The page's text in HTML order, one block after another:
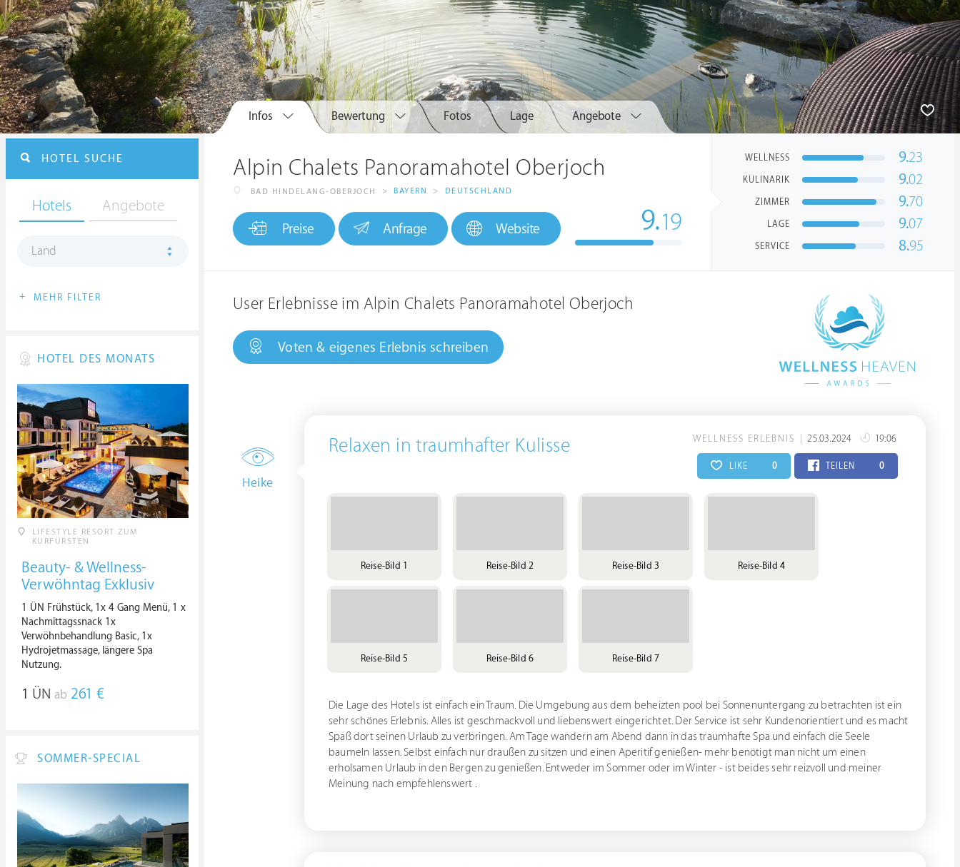
Infos Bewertung Fotos Lage Angebote
Alpin Chalets Panoramahotel Oberjoch
BAD HINDELANG-OBERJOCH > BAYERN > DEUTSCHLAND
Preise Anfrage Website 9.19
WELLNESS 9.23
KULINARIK 9.02
ZIMMER 9.70
LAGE 9.07
SERVICE 8.95
User Erlebnisse im Alpin Chalets Panoramahotel Oberjoch
Voten & eigenes Erlebnis schreiben
Heike
WELLNESS ERLEBNIS 25.03.2024 19:06
LIKE 0 TEILEN 0
Relaxen in traumhafter Kulisse
Reise-Bild 1 Reise-Bild 2 Reise-Bild 3 Reise-Bild 4
Reise-Bild 5 Reise-Bild 6 Reise-Bild 7
Die Lage des Hotels ist einfach ein Traum. Die Umgebung aus dem beheizten pool bei Sonnenuntergang zu betrachten ist ein
sehr schönes Erlebnis. Alles ist geschmackvoll und liebenswert eingerichtet. Der Service ist sehr Kundenorientiert und es macht
Spaß dort seinen Urlaub zu verbringen. Am Tage wandern am Abend dann in das traumhafte Spa und einfach die Seele
baumeln lassen. Selbst einfach nur draußen zu sitzen und einen Aperitif genießen- mehr benötigt man nicht um einen
erholsamen Urlaub in den Bergen zu genießen. Entweder im Sommer oder im Winter - ist beides sehr reizvoll und meiner
Meinung nach empfehlenswert .
HOTEL SUCHE
Hotels Angebote
Land
+ MEHR FILTER
HOTEL DES MONATS
LIFESTYLE RESORT ZUM
KURFÜRSTEN
Beauty- & Wellness-
Verwöhntag Exklusiv
1 ÜN Frühstück, 1x 4 Gang Menü, 1 x
Nachmittagssnack 1x
Verwöhnbehandlung Basic, 1x
Hydrojetmassage, längere Spa
Nutzung.
1 ÜN ab 261 €
SOMMER-SPECIAL